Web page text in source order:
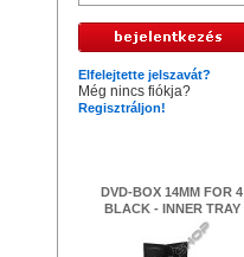
Elfelejtette jelszavát?
Még nincs fiókja?
Regisztráljon!
DVD-BOX 14MM FOR 4
BLACK - INNER TRAY